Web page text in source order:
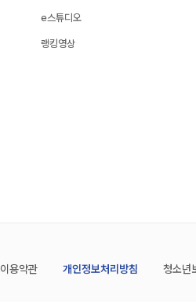
e스튜디오
랭킹영상
이용약관 개인정보처리방침 청소년